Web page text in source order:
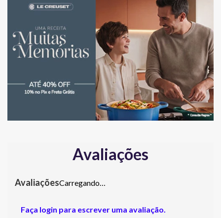
Avaliações
Carregando…
Faça login para escrever uma avaliação.